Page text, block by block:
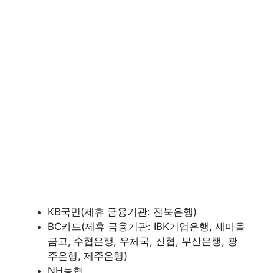
KB국민(제휴 금융기관: 전북은행)
BC카드(제휴 금융기관: IBK기업은행, 새마을
금고, 수협은행, 우체국, 신협, 부산은행, 광
주은행, 제주은행)